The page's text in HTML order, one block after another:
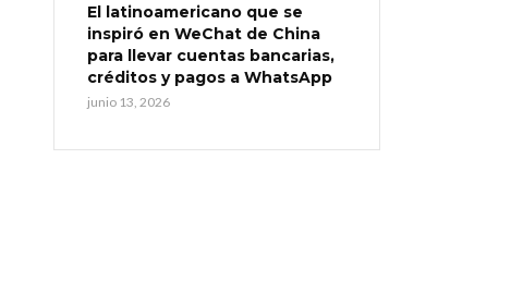
El latinoamericano que se
inspiró en WeChat de China
para llevar cuentas bancarias,
créditos y pagos a WhatsApp
junio 13, 2026